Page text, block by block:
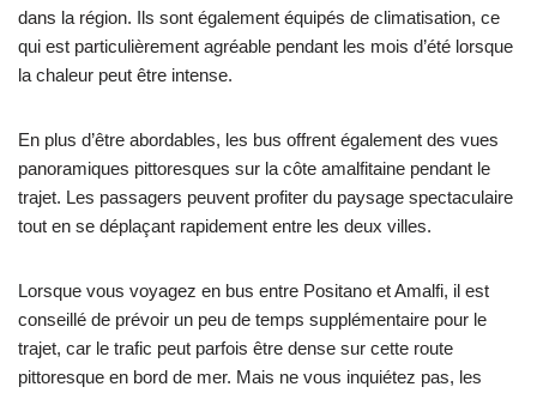
dans la région. Ils sont également équipés de climatisation, ce
qui est particulièrement agréable pendant les mois d’été lorsque
la chaleur peut être intense.
En plus d’être abordables, les bus offrent également des vues
panoramiques pittoresques sur la côte amalfitaine pendant le
trajet. Les passagers peuvent profiter du paysage spectaculaire
tout en se déplaçant rapidement entre les deux villes.
Lorsque vous voyagez en bus entre Positano et Amalfi, il est
conseillé de prévoir un peu de temps supplémentaire pour le
trajet, car le trafic peut parfois être dense sur cette route
pittoresque en bord de mer. Mais ne vous inquiétez pas, les